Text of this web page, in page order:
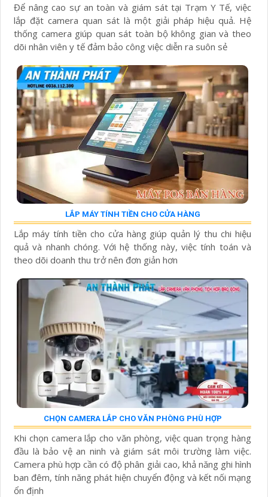
Để nâng cao sự an toàn và giám sát tại Trạm Y Tế, việc
lắp đặt camera quan sát là một giải pháp hiệu quả. Hệ
thống camera giúp quan sát toàn bộ không gian và theo
dõi nhân viên y tế đảm bảo công việc diễn ra suôn sẻ
LẮP MÁY TÍNH TIỀN CHO CỬA HÀNG
Lắp máy tính tiền cho cửa hàng giúp quản lý thu chi hiệu
quả và nhanh chóng. Với hệ thống này, việc tính toán và
theo dõi doanh thu trở nên đơn giản hơn
CHỌN CAMERA LẮP CHO VĂN PHÒNG PHÙ HỢP
Khi chọn camera lắp cho văn phòng, việc quan trọng hàng
đầu là bảo vệ an ninh và giám sát môi trường làm việc.
Camera phù hợp cần có độ phân giải cao, khả năng ghi hình
ban đêm, tính năng phát hiện chuyển động và kết nối mạng
ổn định